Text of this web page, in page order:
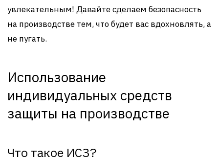
увлекательным! Давайте сделаем безопасность
на производстве тем, что будет вас вдохновлять, а
не пугать.
Использование
индивидуальных средств
защиты на производстве
Что такое ИСЗ?